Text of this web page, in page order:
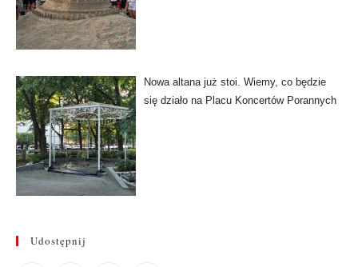
Nowa altana już stoi. Wiemy, co będzie
się działo na Placu Koncertów Porannych
Udostępnij